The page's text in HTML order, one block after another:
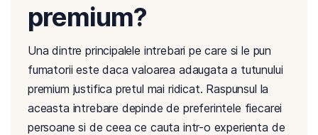
premium?
Una dintre principalele intrebari pe care si le pun
fumatorii este daca valoarea adaugata a tutunului
premium justifica pretul mai ridicat. Raspunsul la
aceasta intrebare depinde de preferintele fiecarei
persoane si de ceea ce cauta intr-o experienta de